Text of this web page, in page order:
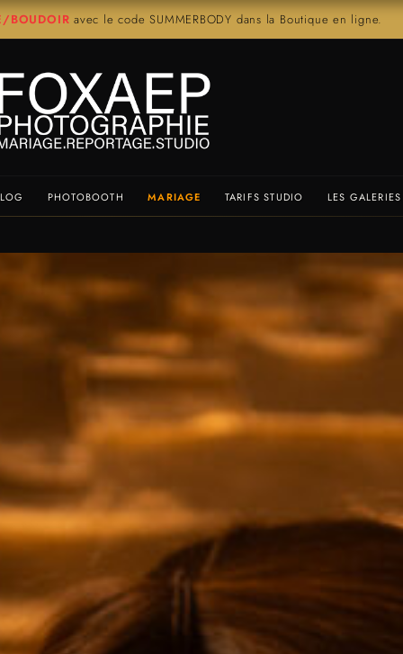
BOUDOIR avec le code SUMMERBODY dans la Boutique en ligne.
PHOTOBOOTH MARIAGE TARIFS STUDIO LES GALERIES